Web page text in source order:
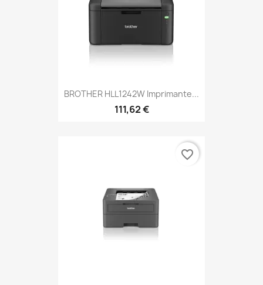
BROTHER HLL1242W Imprimante...
111,62 €
favorite_border